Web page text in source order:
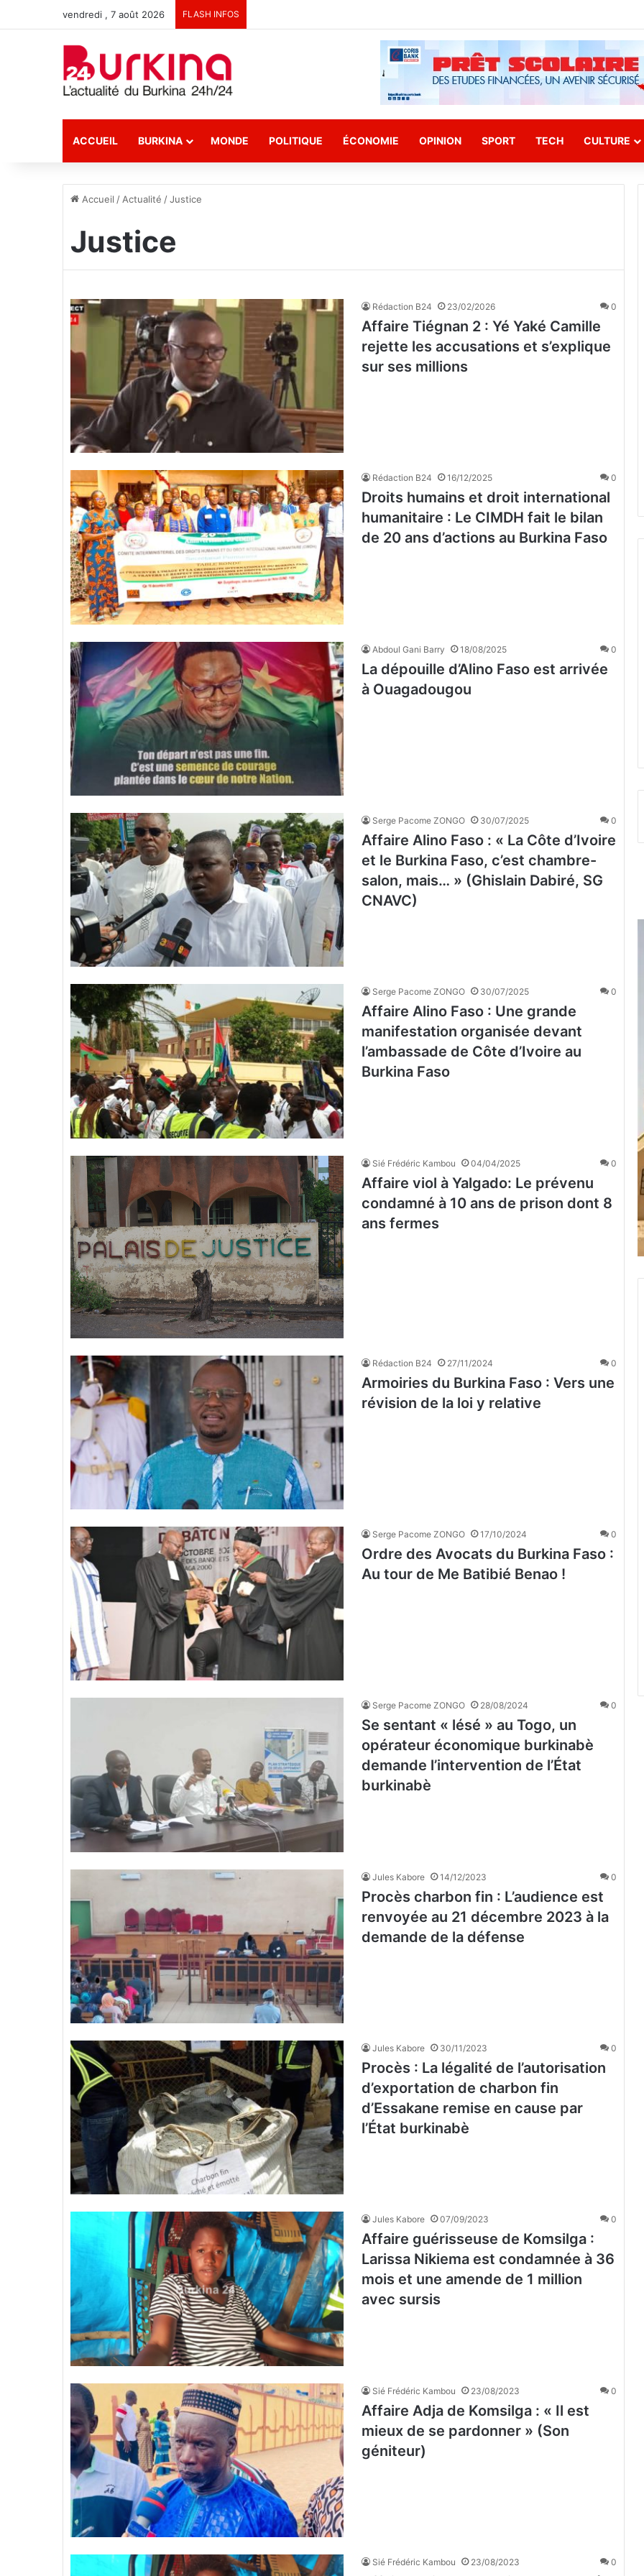
vendredi , 7 août 2026 FLASH INFOS
ACCUEIL BURKINA MONDE POLITIQUE ÉCONOMIE OPINION SPORT TECH CULTURE
Accueil / Actualité /Justice
Justice
Rédaction B24 23/02/2026 0
Affaire Tiégnan 2 : Yé Yaké Camille
rejette les accusations et s’explique
sur ses millions
Rédaction B24 16/12/2025 0
Droits humains et droit international
humanitaire : Le CIMDH fait le bilan
de 20 ans d’actions au Burkina Faso
Abdoul Gani Barry 18/08/2025 0
La dépouille d’Alino Faso est arrivée
à Ouagadougou
Serge Pacome ZONGO 30/07/2025 0
Affaire Alino Faso : « La Côte d’Ivoire
et le Burkina Faso, c’est chambre-
salon, mais… » (Ghislain Dabiré, SG
CNAVC)
Serge Pacome ZONGO 30/07/2025 0
Affaire Alino Faso : Une grande
manifestation organisée devant
l’ambassade de Côte d’Ivoire au
Burkina Faso
Sié Frédéric Kambou 04/04/2025 0
Affaire viol à Yalgado: Le prévenu
condamné à 10 ans de prison dont 8
ans fermes
Rédaction B24 27/11/2024 0
Armoiries du Burkina Faso : Vers une
révision de la loi y relative
Serge Pacome ZONGO 17/10/2024 0
Ordre des Avocats du Burkina Faso :
Au tour de Me Batibié Benao !
Serge Pacome ZONGO 28/08/2024 0
Se sentant « lésé » au Togo, un
opérateur économique burkinabè
demande l’intervention de l’État
burkinabè
Jules Kabore 14/12/2023 0
Procès charbon fin : L’audience est
renvoyée au 21 décembre 2023 à la
demande de la défense
Jules Kabore 30/11/2023 0
Procès : La légalité de l’autorisation
d’exportation de charbon fin
d’Essakane remise en cause par
l’État burkinabè
Jules Kabore 07/09/2023 0
Affaire guérisseuse de Komsilga :
Larissa Nikiema est condamnée à 36
mois et une amende de 1 million
avec sursis
Sié Frédéric Kambou 23/08/2023 0
Affaire Adja de Komsilga : « Il est
mieux de se pardonner » (Son
géniteur)
Sié Frédéric Kambou 23/08/2023 0